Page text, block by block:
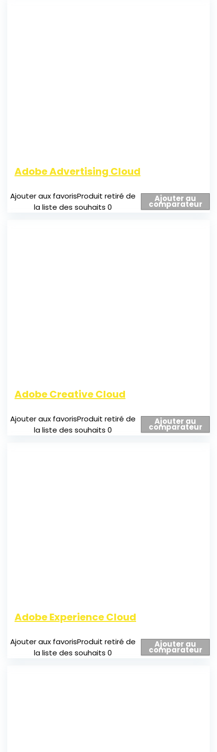
Adobe Advertising Cloud
Ajouter aux favorisProduit retiré de
la liste des souhaits 0
Ajouter au
comparateur
Adobe Creative Cloud
Ajouter aux favorisProduit retiré de
la liste des souhaits 0
Ajouter au
comparateur
Adobe Experience Cloud
Ajouter aux favorisProduit retiré de
la liste des souhaits 0
Ajouter au
comparateur